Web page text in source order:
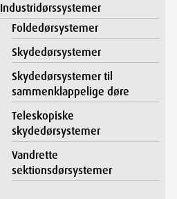
Industridørssystemer
Foldedørsystemer
Skydedørsystemer
Skydedørsystemer til
sammenklappelige døre
Teleskopiske
skydedørsystemer
Vandrette
sektionsdørsystemer